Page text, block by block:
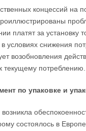
концессий на
платят за установку
условиях снижения
возобновления
текущему потреблению.
по упаковке и
состоялось в